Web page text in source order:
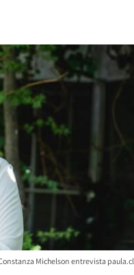
Michelson entrevista paula.cl